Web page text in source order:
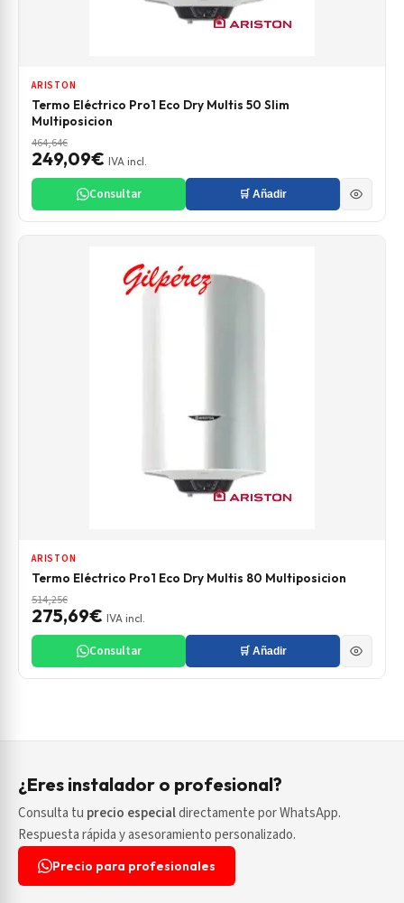
ARISTON
Termo Eléctrico Pro1 Eco Dry Multis 50 Slim
Multiposicion
464,64€
249,09€ IVA incl.
Consultar 🛒 Añadir
ARISTON
Termo Eléctrico Pro1 Eco Dry Multis 80 Multiposicion
514,25€
275,69€ IVA incl.
Consultar 🛒 Añadir
¿Eres instalador o profesional?
Consulta tu precio especialdirectamente por WhatsApp.
Respuesta rápida y asesoramiento personalizado.
Precio para profesionales